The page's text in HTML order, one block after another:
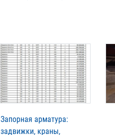
Запорная арматура:
задвижки, краны,